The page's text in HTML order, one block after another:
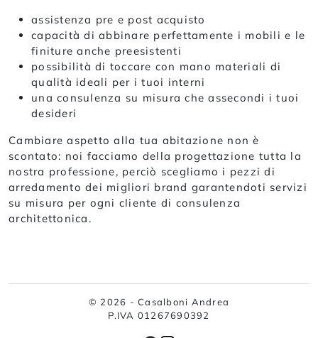
assistenza pre e post acquisto
capacità di abbinare perfettamente i mobili e le
finiture anche preesistenti
possibilità di toccare con mano materiali di
qualità ideali per i tuoi interni
una consulenza su misura che assecondi i tuoi
desideri
Cambiare aspetto alla tua abitazione non è
scontato: noi facciamo della progettazione tutta la
nostra professione, perciò scegliamo i pezzi di
arredamento dei migliori brand garantendoti servizi
su misura per ogni cliente di consulenza
architettonica.
© 2026 - Casalboni Andrea
P.IVA 01267690392